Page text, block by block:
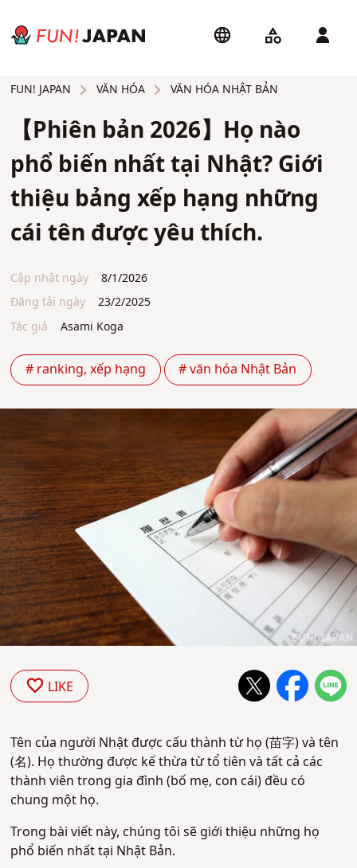
FUN! JAPAN VĂN HÓA VĂN HÓA NHẬT BẢN
【Phiên bản 2026】Họ nào
phổ biến nhất tại Nhật? Giới
thiệu bảng xếp hạng những
cái tên được yêu thích.
Cập nhật ngày
8/1/2026
Đăng tải ngày
23/2/2025
Tác giả
Asami Koga
# ranking, xếp hạng # văn hóa Nhật Bản
LIKE
Tên của người Nhật được cấu thành từ họ (苗字) và tên
(名). Họ thường được kế thừa từ tổ tiên và tất cả các
thành viên trong gia đình (bố mẹ, con cái) đều có
chung một họ.
Trong bài viết này, chúng tôi sẽ giới thiệu những họ
phổ biến nhất tại Nhật Bản.